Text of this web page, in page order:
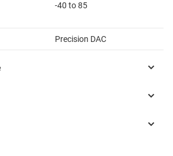
-40 to 85
Precision DAC